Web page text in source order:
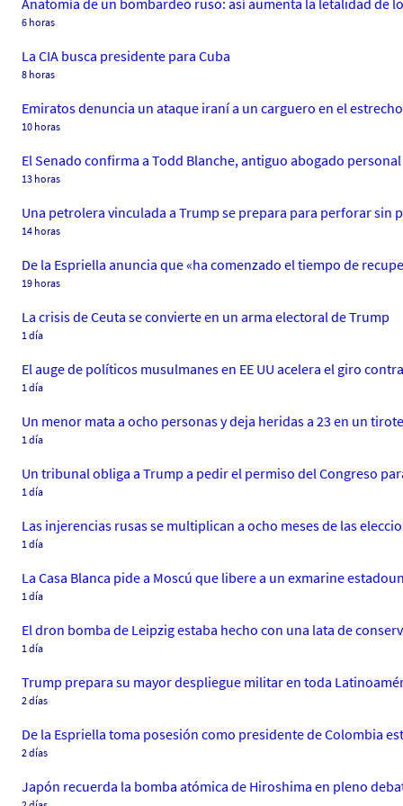
Anatomía de un bombardeo ruso: así aumenta la letalidad de
6 horas
La CIA busca presidente para Cuba
8 horas
Emiratos denuncia un ataque iraní a un carguero en el
10 horas
El Senado confirma a Todd Blanche, antiguo abogado
13 horas
Una petrolera vinculada a Trump se prepara para perforar sin
14 horas
De la Espriella anuncia que «ha comenzado el tiempo de
19 horas
La crisis de Ceuta se convierte en un arma electoral de Trump
1 día
El auge de políticos musulmanes en EE UU acelera el giro
1 día
Un menor mata a ocho personas y deja heridas a 23 en un
1 día
Un tribunal obliga a Trump a pedir el permiso del Congreso
1 día
Las injerencias rusas se multiplican a ocho meses de las
1 día
La Casa Blanca pide a Moscú que libere a un exmarine
1 día
El dron bomba de Leipzig estaba hecho con una lata de
1 día
Trump prepara su mayor despliegue militar en toda
2 días
De la Espriella toma posesión como presidente de Colombia
2 días
Japón recuerda la bomba atómica de Hiroshima en pleno